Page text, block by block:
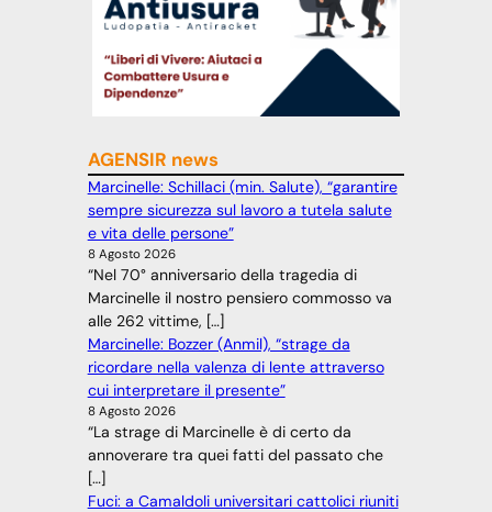
AGENSIR news
Marcinelle: Schillaci (min. Salute), “garantire
sempre sicurezza sul lavoro a tutela salute
e vita delle persone”
8 Agosto 2026
“Nel 70° anniversario della tragedia di
Marcinelle il nostro pensiero commosso va
alle 262 vittime, […]
Marcinelle: Bozzer (Anmil), “strage da
ricordare nella valenza di lente attraverso
cui interpretare il presente”
8 Agosto 2026
“La strage di Marcinelle è di certo da
annoverare tra quei fatti del passato che
[…]
Fuci: a Camaldoli universitari cattolici riuniti